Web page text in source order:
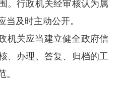
。行政机关经审核认为属
当及时主动公开。
关应当建立健全政府信
、办理、答复、归档的工
。